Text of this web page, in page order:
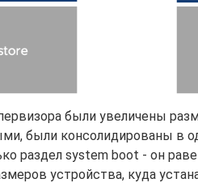
были увеличены
были консолидированы в
раздел system boot - он
устройства, куда